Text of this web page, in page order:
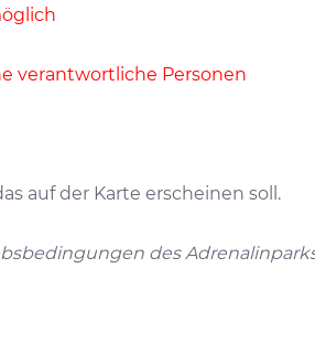
verantwortliche Personen
auf der Karte erscheinen soll.
des